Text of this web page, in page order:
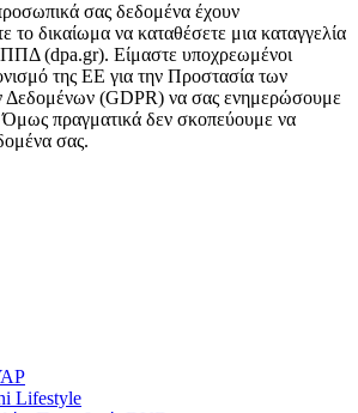
σας δεδομένα έχουν
το δικαίωμα να καταθέσετε μια καταγγελία
(dpa.gr). Είμαστε υποχρεωμένοι
της ΕΕ για την Προστασία των
(GDPR) να σας ενημερώσουμε
Όμως πραγματικά δεν σκοπεύουμε να
σας.
Lifestyle